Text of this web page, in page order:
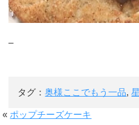
–
タグ：奥様ここでもう一品,
« ポップチーズケーキ